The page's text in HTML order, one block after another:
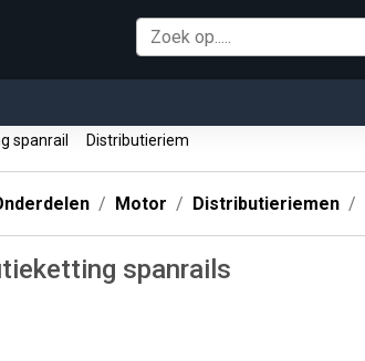
spanrail Distributieriem
Motor Distributieriemen
spanrails